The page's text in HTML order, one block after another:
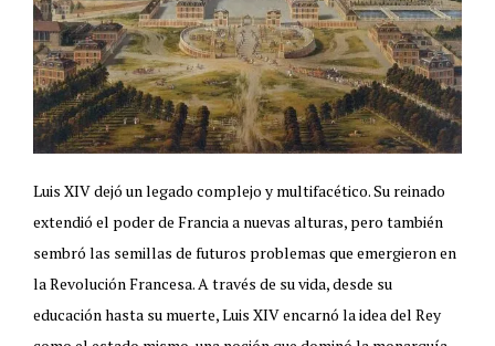
Luis XIV dejó un legado complejo y multifacético. Su reinado
extendió el poder de Francia a nuevas alturas, pero también
sembró las semillas de futuros problemas que emergieron en
la Revolución Francesa. A través de su vida, desde su
educación hasta su muerte, Luis XIV encarnó la idea del Rey